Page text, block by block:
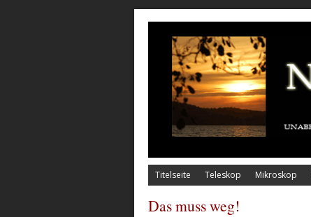
Titelseite Teleskop Mikroskop
Das muss weg!